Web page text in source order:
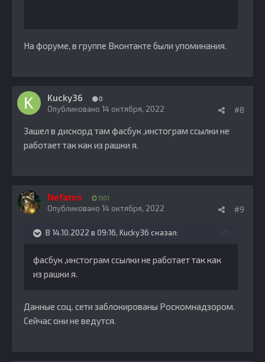
На форуме, в группе Вконтакте были упоминания.
Kucky36 0
#8
Опубликовано 14 октября, 2022
Зашел в дискорд там фасбук ,инстограм ссылки не
работает так как из рашки я.
Nefatos 1101
#9
Опубликовано 14 октября, 2022
В 14.10.2022 в 09:16, Kucky36 сказал:
фасбук ,инстограм ссылки не работает так как
из рашки я.
Данные соц. сети заблокированы Роскомнадзором.
Сейчас они не ведутся.